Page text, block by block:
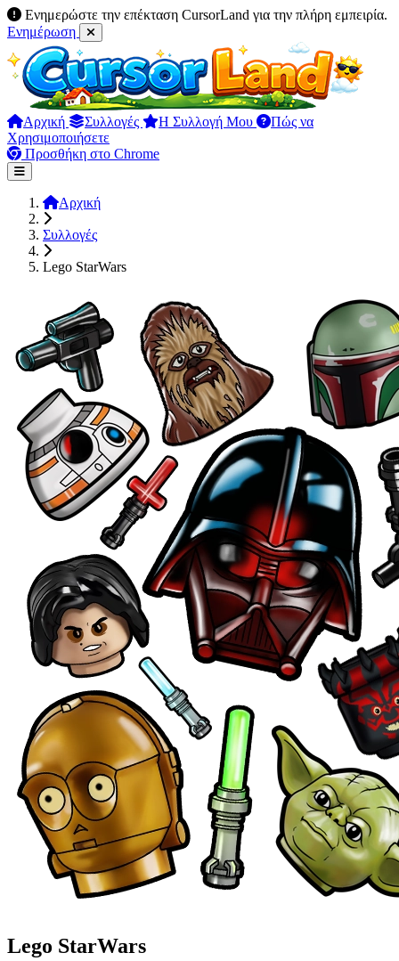
Ενημερώστε την επέκταση CursorLand για την πλήρη εμπειρία.
Ενημέρωση
Αρχική Συλλογές Η Συλλογή Μου
Πώς να
Χρησιμοποιήσετε
Προσθήκη στο Chrome
Αρχική
Συλλογές
Lego StarWars
Lego StarWars